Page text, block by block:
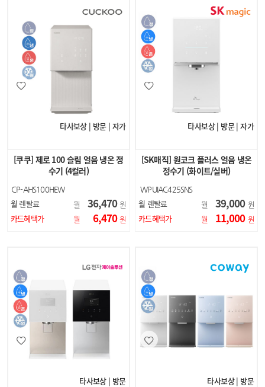
타사보상 | 방문 | 자가
[쿠쿠] 제로 100 슬림 얼음 냉온 정
수기 (4컬러)
CP-AHS100HEW
CP-AHS100HEBR
CP-AHS100HEB
월 렌탈료 월 36,470 원
카드혜택가
월 6,470 원
타사보상 | 방문 | 자가
[SK매직] 원코크 플러스 얼음 냉온
정수기 (화이트/실버)
WPUIAC425SNS
월 렌탈료 월 39,000 원
카드혜택가
월 11,000 원
타사보상 | 방문 타사보상 | 방문